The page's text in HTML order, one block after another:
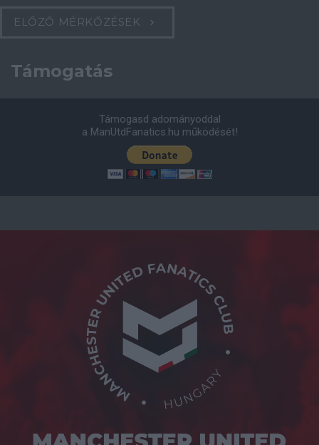
ELŐZŐ MÉRKŐZÉSEK
Támogatás
Támogasd adományoddal
a ManUtdFanatics.hu működését!